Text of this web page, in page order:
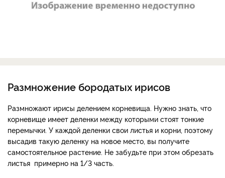
Размножение бородатых ирисов
Размножают ирисы делением корневища. Нужно знать, что
корневище имеет деленки между которыми стоят тонкие
перемычки. У каждой деленки свои листья и корни, поэтому
высадив такую деленку на новое место, вы получите
самостоятельное растение. Не забудьте при этом обрезать
листья примерно на 1/3 часть.